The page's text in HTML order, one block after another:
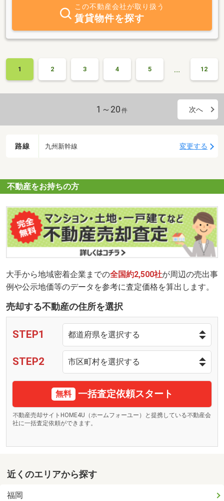
この不動産会社が取り扱う
賃貸物件を探す
1 2 3 4 5 … 12
1～20 件 次へ
路線 九州新幹線 変更する
不動産をお持ちの方
大手から地域密着企業までの全国約2,500社が周辺の売出事
例や公示地価等のデータを参考に査定価格を算出します。
売却する不動産の住所を選択
STEP1
STEP2
無料 一括査定依頼スタート
不動産売却サイトHOME4U（ホームフォーユー）と提携している不動産会
社に一括査定依頼ができます。
近くのエリアから探す
福岡